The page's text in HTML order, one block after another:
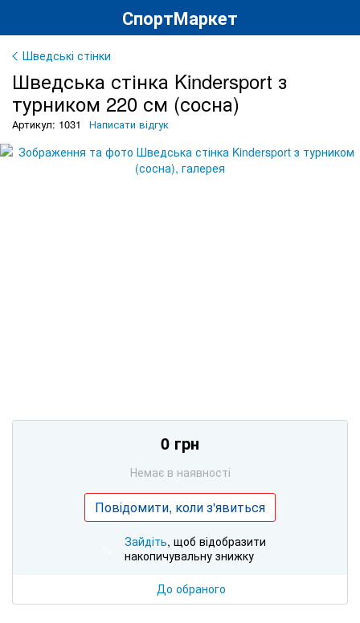
СпортМаркет
Шведські стінки
Шведська стінка Kindersport з
турником 220 см (сосна)
Артикул: 1031 Написати відгук
0 грн
Немає в наявності
Повідомити, коли з'явиться
Зайдіть, щоб відобразити
накопичувальну знижку
До обраного